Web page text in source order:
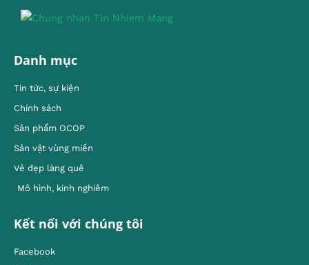
Danh mục
Tin tức, sự kiện
Chính sách
Sản phẩm OCOP
Sản vật vùng miền
Vẻ đẹp làng quê
Mô hình, kinh nghiêm
Kết nối với chúng tôi
Facebook